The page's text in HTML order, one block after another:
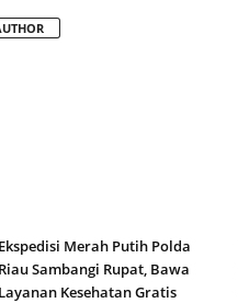
Ekspedisi Merah Putih Polda
Riau Sambangi Rupat, Bawa
Layanan Kesehatan Gratis